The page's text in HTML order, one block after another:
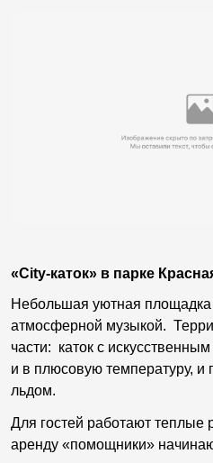
«City-каток» в парке
Небольшая уютная площадка
атмосферной музыкой.
части: каток с
и в плюсовую температуру,
льдом.
Для гостей работают теплые
аренду «помощники»